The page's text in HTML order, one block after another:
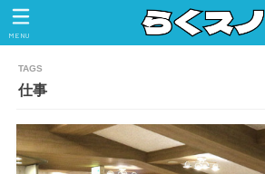
MENU
仕事